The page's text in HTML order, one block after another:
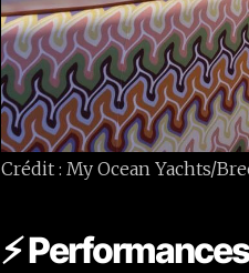
Crédit : My Ocean Yachts/
⚡